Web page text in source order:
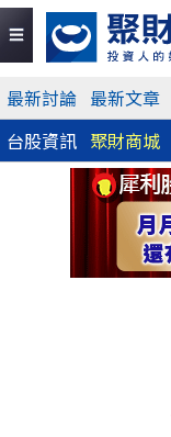
最新討論 最新文章
台股資訊 聚財商城